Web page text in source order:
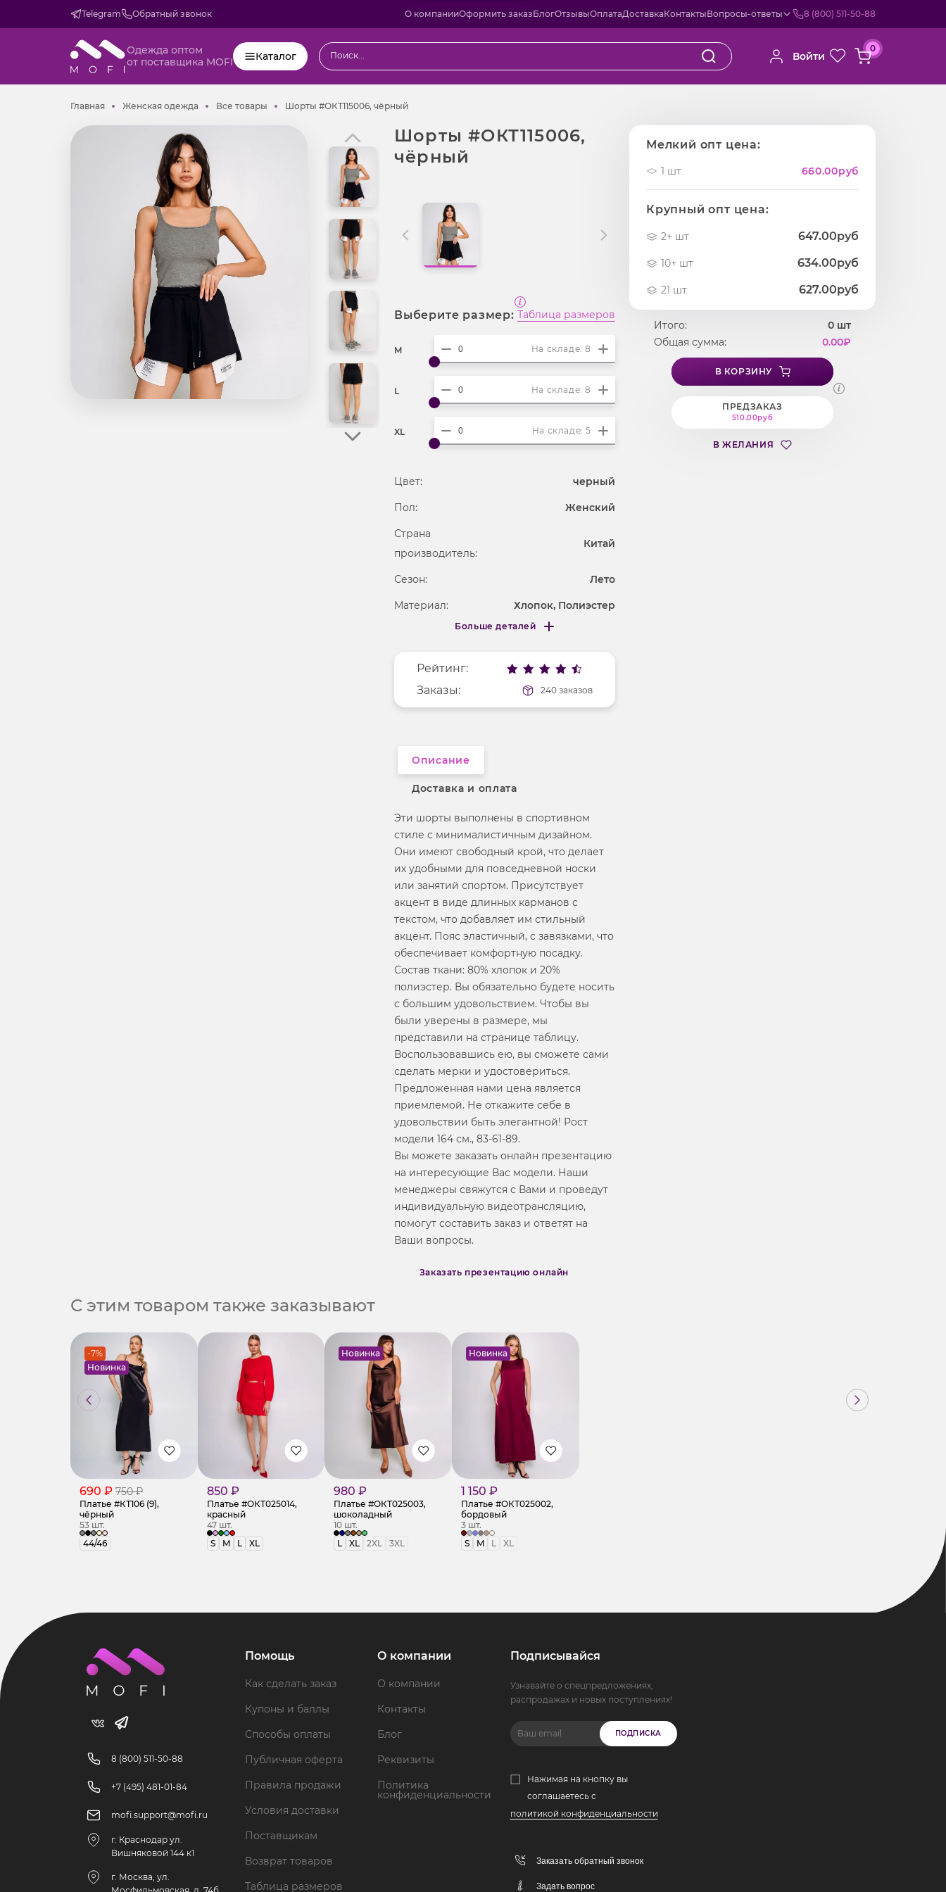
Telegram Обратный звонок О компанииОформить заказБлогОтзывыОплатаДоставкаКонтактыВопросы-ответы 8 (800) 511-50-88
Одежда оптом
от поставщика MOFI
Каталог Войти
0
ГлавнаяГлавнаяЖенская одежда Женская одежда
Все товары Все товары
Шорты #ОКТ115006, чёрныйШорты #ОКТ115006, чёрный
Шорты #ОКТ115006,
чёрный
Выберите размер: Таблица размеров
M На складе: 8
L На складе: 8
XL На складе: 5
Цвет: черный
Пол: Женский
Страна
производитель:
Китай
Сезон: Лето
Материал:
Хлопок, Полиэстер
укороченный
Фактура материала
Больше деталей
Меньше деталей
Рейтинг:
Заказы:
240 заказов
Описание
Доставка и оплата
Эти шорты выполнены в спортивном
стиле с минималистичным дизайном.
Они имеют свободный крой, что делает
их удобными для повседневной носки
или занятий спортом. Присутствует
акцент в виде длинных карманов с
текстом, что добавляет им стильный
акцент. Пояс эластичный, с завязками, что
обеспечивает комфортную посадку.
Состав ткани: 80% хлопок и 20%
полиэстер. Вы обязательно будете носить
с большим удовольствием. Чтобы вы
были уверены в размере, мы
представили на странице таблицу.
Воспользовавшись ею, вы сможете сами
сделать мерки и удостовериться.
Предложенная нами цена является
приемлемой. Не откажите себе в
удовольствии быть элегантной! Рост
модели 164 см., 83-61-89.
Вы можете заказать онлайн презентацию
на интересующие Вас модели. Наши
менеджеры свяжутся с Вами и проведут
индивидуальную видеотрансляцию,
помогут составить заказ и ответят на
Ваши вопросы.
Заказать презентацию онлайн
Мелкий опт цена:
1 шт 660.00руб
Крупный опт цена:
2+ шт 647.00руб
10+ шт 634.00руб
21 шт 627.00руб
Итого: 0 шт
Общая сумма:
0.00₽
В КОРЗИНУ
ПРЕДЗАКАЗ
510.00руб
В ЖЕЛАНИЯ
С этим товаром также заказывают
-7%
Новинка
690 ₽ 750 ₽
Платье #КТ106 (9),
чёрный
53 шт.
44/46
850 ₽
Платье #ОКТ025014,
красный
47 шт.
S
M L XL
Новинка
980 ₽
Платье #ОКТ025003,
шоколадный
10 шт.
L
XL 2XL 3XL
Новинка
1 150 ₽
Платье #ОКТ025002,
бордовый
3 шт.
S
M L XL
8 (800) 511-50-88
+7 (495) 481-01-84
mofi.support@mofi.ru
г. Краснодар ул.
Вишняковой 144 к1
г. Москва, ул.
Помощь
Как сделать заказ
Купоны и баллы
Способы оплаты
Публичная оферта
Правила продажи
Условия доставки
Поставщикам
Возврат товаров
Таблица размеров
О компании
О компании
Контакты
Блог
Реквизиты
Политика
конфиденциальности
Подписывайся
Узнавайте о спецпредложениях,
распродажах и новых поступлениях!
ПОДПИСКА
Нажимая на кнопку вы
соглашаетесь с
политикой конфиденциальности
Заказать обратный звонок
Задать вопрос